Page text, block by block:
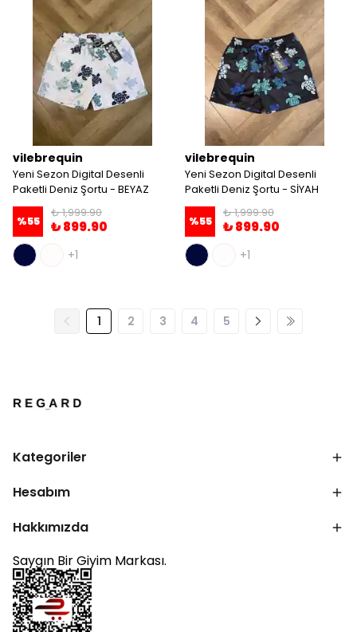
vilebrequin
Yeni Sezon Digital Desenli
Paketli Deniz Şortu - BEYAZ
%55
₺ 1,999.90
₺ 899.90
+1
vilebrequin
Yeni Sezon Digital Desenli
Paketli Deniz Şortu - SİYAH
%55
₺ 1,999.90
₺ 899.90
+1
1 2 3 4 5
Kategoriler
Hesabım
Hakkımızda
Saygın Bir Giyim Markası.